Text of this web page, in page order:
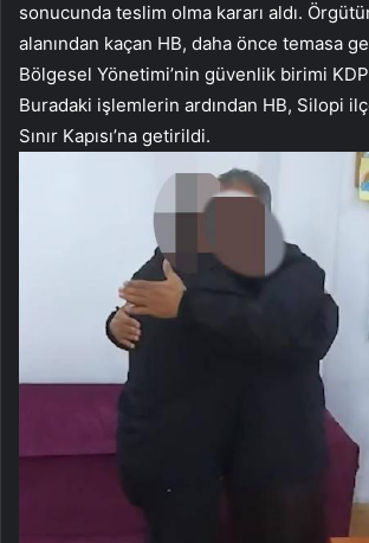
sonucunda teslim olma kararı aldı.
alanından kaçan HB, daha önce temasa
Bölgesel Yönetimi’nin güvenlik birimi
Buradaki işlemlerin ardından HB, Silopi
Sınır Kapısı’na getirildi.